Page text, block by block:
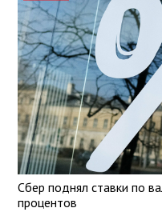
Сбер поднял ставки по
процентов